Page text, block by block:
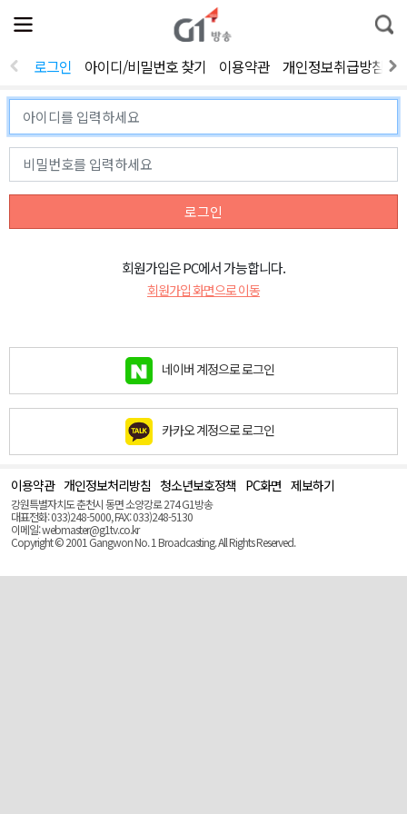
전
체
뉴
열
통
합
색
로그인 아이디/비밀번호 찾기 이용약관 개인정보취급방침
로그인
회원가입은 PC에서 가능합니다.
회원가입 화면으로 이동
네이버 계정으로 로그인
카카오 계정으로 로그인
이용약관 개인정보처리방침 청소년보호정책 PC화면 제보하기
강원특별자치도 춘천시 동면 소양강로 274 G1방송
대표전화: 033)248-5000, FAX: 033)248-5130
이메일: webmaster@g1tv.co.kr
Copyright © 2001 Gangwon No. 1 Broadcasting. All Rights Reserved.